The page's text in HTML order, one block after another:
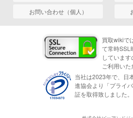
お問い合わせ（個人）
買取wikiで
て常時SSL
していま
ご利用いた
当社は2023年で、日
進協会より「プライ
証を取得致しました。